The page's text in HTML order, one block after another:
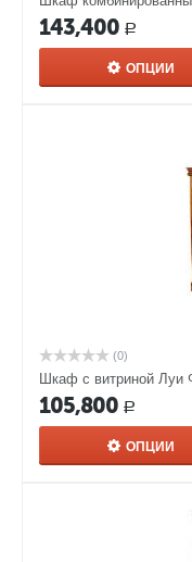
143,400 Р
ОПЦИИ
(0)
Шкаф с витриной Луи
105,800 Р
ОПЦИИ